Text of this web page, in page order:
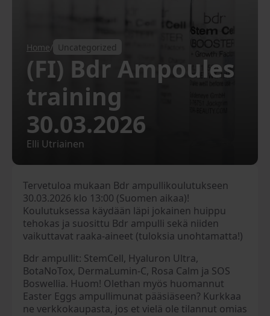
Home/ Uncategorized
(FI) Bdr Ampoules
training
30.03.2026
Elli Utriainen
Tervetuloa mukaan Bdr ampullikoulutukseen
30.03.2026 klo 13:00 (Suomen aikaa)!
Koulutuksessa käydään läpi jokainen huippu
tehokas ja suosittu Bdr ampulli sekä niiden
vaikuttavat raaka-aineet (tuloksia unohtamatta!)
Bdr ampullit: StemCell, Hyaluron Ultra,
BotaNoTox, DermaLumin-C, Rosa Calm ja SOS
Boswellia. Huom! Olethan myös huomannut
Easter Eggs ampullimunat pääsiäseen? Kurkkaa
ne verkkokaupasta, jos et vielä ole tilannut omias